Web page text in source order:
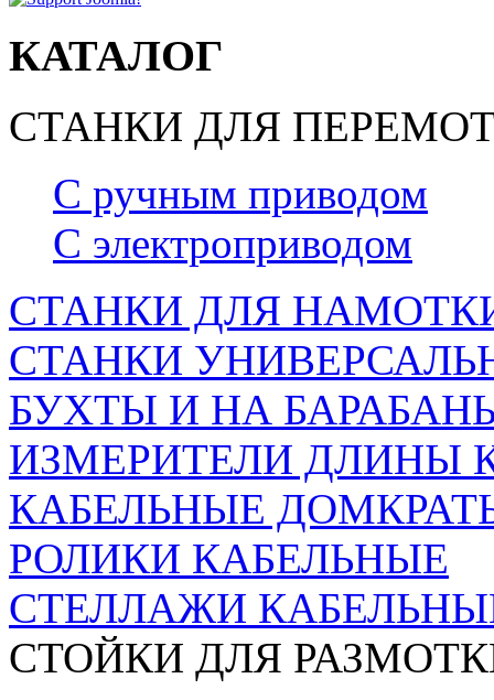
КАТАЛОГ
СТАНКИ ДЛЯ
С ручным приводом
С электроприводом
СТАНКИ ДЛЯ
СТАНКИ
БУХТЫ И НА
ИЗМЕРИТЕЛИ ДЛИНЫ
КАБЕЛЬНЫЕ
РОЛИКИ КАБЕЛЬНЫЕ
СТЕЛЛАЖИ
СТОЙКИ ДЛЯ